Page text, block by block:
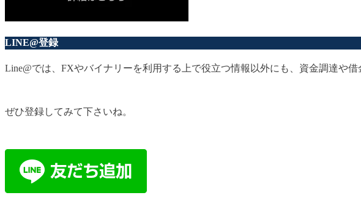
LINE@登録
Line@では、FXやバイナリーを利用する上で役立つ情報以外にも、資金調達や
ぜひ登録してみて下さいね。